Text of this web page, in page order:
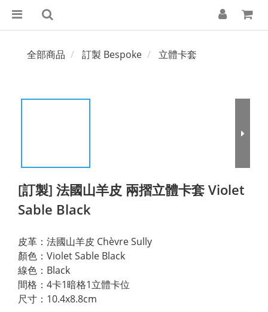
全部商品 訂製 Bespoke 立體卡套
[訂製] 法國山羊皮 兩摺立體卡套 Violet
Sable Black
皮革：法國山羊皮 Chèvre Sully
顏色：Violet Sable Black
線色：Black
間格：4卡1暗格1立體卡位
尺寸：10.4x8.8cm